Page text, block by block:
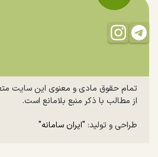
تمام حقوق مادی و معنوی این سایت
از مطالب با ذکر منبع بلامانع است.
طراحی و تولید: "ایران سامانه"